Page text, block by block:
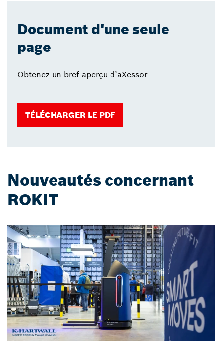
Document d'une seule
page
Obtenez un bref aperçu d’aXessor
TÉLÉCHARGER LE PDF
Nouveautés concernant
ROKIT